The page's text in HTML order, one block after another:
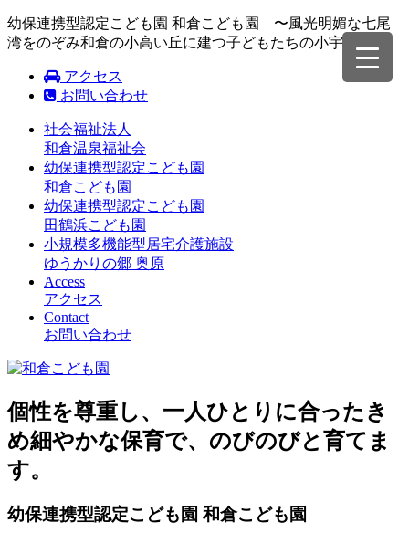
幼保連携型認定こども園 和倉こども園 〜風光明媚な七尾
湾をのぞみ和倉の小高い丘に建つ子どもたちの小宇宙〜
アクセス
お問い合わせ
社会福祉法人
和倉温泉福祉会
幼保連携型認定こども園
和倉こども園
幼保連携型認定こども園
田鶴浜こども園
小規模多機能型居宅介護施設
ゆうかりの郷 奥原
Access
アクセス
Contact
お問い合わせ
個性を尊重し、一人ひとりに合ったき
め細やかな保育で、のびのびと育てま
す。
幼保連携型認定こども園 和倉こども園